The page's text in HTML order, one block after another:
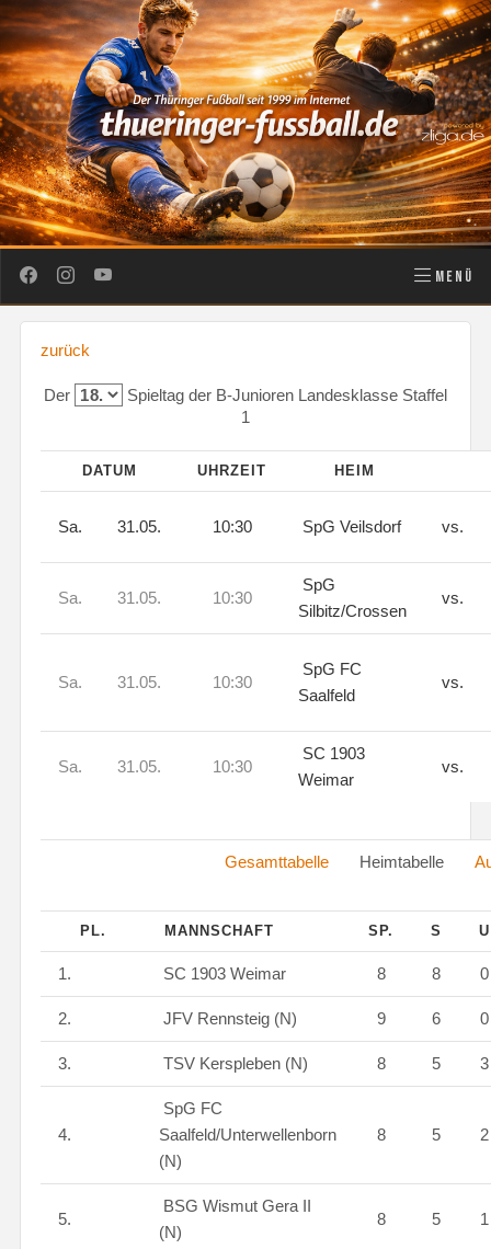
MENÜ
zurück
Der
Spieltag der B-Junioren Landesklasse Staffel
1
DATUM UHRZEIT HEIM
Sa. 31.05. 10:30 SpG Veilsdorf vs.
Sa. 31.05. 10:30
SpG
Silbitz/Crossen
vs.
Sa. 31.05. 10:30
SpG FC
Saalfeld
vs.
Sa. 31.05. 10:30
SC 1903
Weimar
vs.
GesamttabelleHeimtabelle
PL. MANNSCHAFT SP. S
1. SC 1903 Weimar 8 8
2. JFV Rennsteig (N) 9 6
3. TSV Kerspleben (N) 8 5
4.
SpG FC
Saalfeld/Unterwellenborn
(N)
8 5
5.
BSG Wismut Gera II
(N)
8 5